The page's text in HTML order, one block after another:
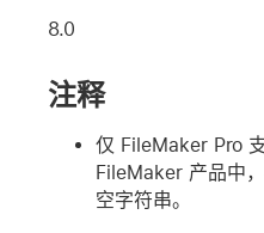
8.0
注释
仅 FileMaker Pro
FileMaker 产品中
空字符串。